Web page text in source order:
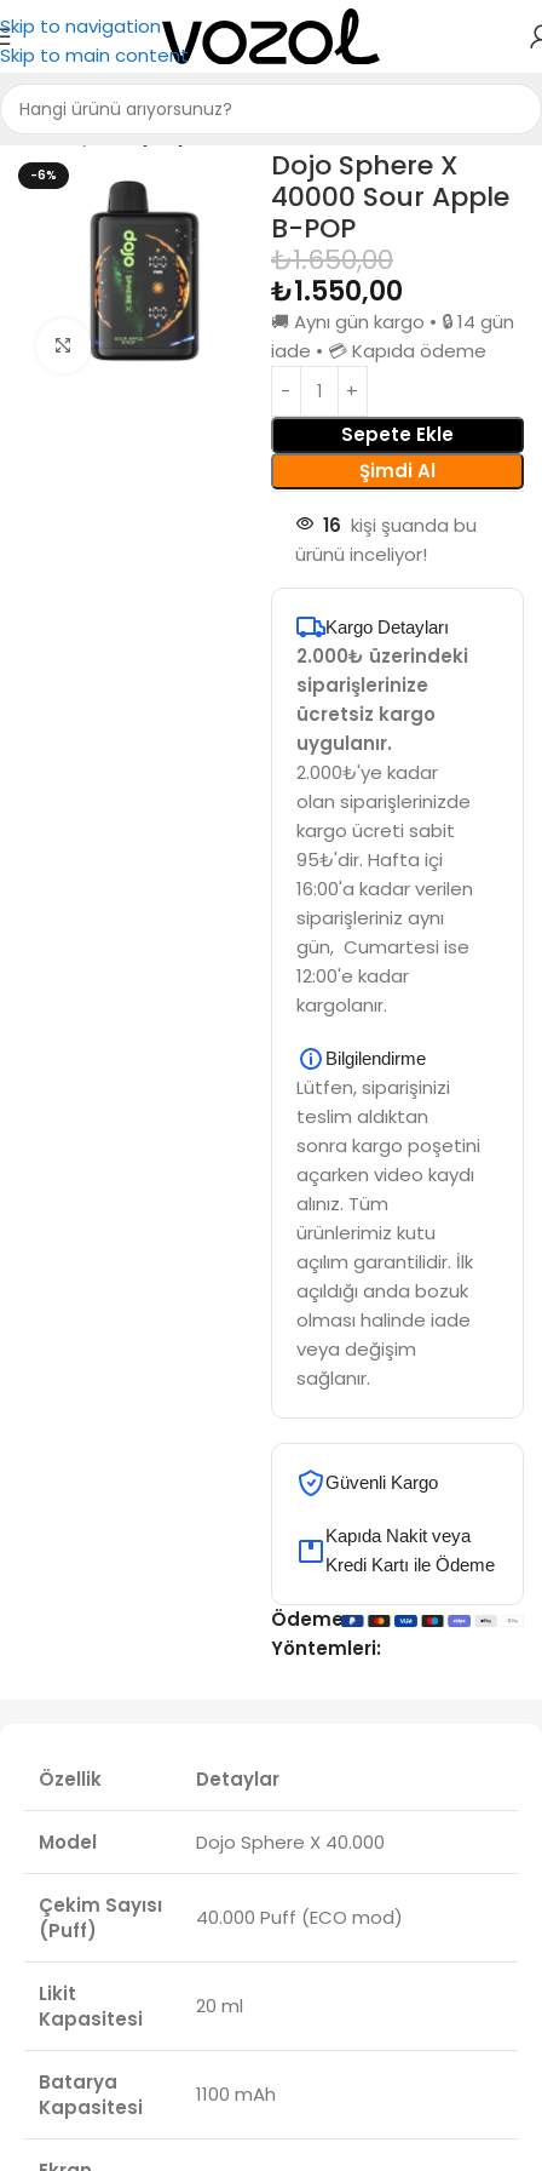
Skip to navigation
Skip to main content
Ana Sayfa Dojo Sphere X 40000
-6%
Büyütmek için tıkla
Dojo Sphere X
40000 Sour Apple
B-POP
₺1.650,00
₺1.550,00
🚚 Aynı gün kargo • 🔒 14 gün
iade • 💳 Kapıda ödeme
Sepete Ekle
Şimdi Al
16 kişi şuanda bu
ürünü inceliyor!
Kargo Detayları
2.000₺ üzerindeki
siparişlerinize
ücretsiz kargo
uygulanır.
2.000₺'ye kadar
olan siparişlerinizde
kargo ücreti sabit
95₺'dir. Hafta içi
16:00'a kadar verilen
siparişleriniz aynı
gün, Cumartesi ise
12:00'e kadar
kargolanır.
Bilgilendirme
Lütfen, siparişinizi
teslim aldıktan
sonra kargo poşetini
açarken video kaydı
alınız. Tüm
ürünlerimiz kutu
açılım garantilidir. İlk
açıldığı anda bozuk
olması halinde iade
veya değişim
sağlanır.
Güvenli Kargo
Kapıda Nakit veya
Kredi Kartı ile Ödeme
Ödeme
Yöntemleri:
Özellik Detaylar
Model Dojo Sphere X 40.000
Çekim Sayısı
(Puff)
40.000 Puff (ECO mod)
Likit
Kapasitesi
20 ml
Batarya
Kapasitesi
1100 mAh